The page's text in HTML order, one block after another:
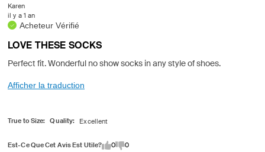
LOVE THESE SOCKS
il y a 1 an
Karen
Acheteur Vérifié
Perfect fit. Wonderful no show socks in any style of shoes.
Afficher la traduction
True to Size Quality
Est-Ce Que Cet Avis Est Utile? 0 0